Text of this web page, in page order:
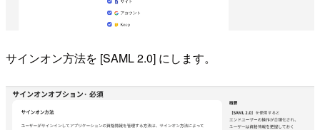
サインオン方法を [SAML 2.0] にします。